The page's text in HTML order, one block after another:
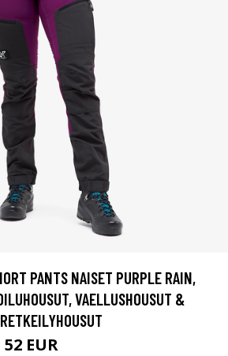
PANTS NAISET PURPLE RAIN,
VAELLUSHOUSUT &
RETKEILYHOUSUT
52 EUR